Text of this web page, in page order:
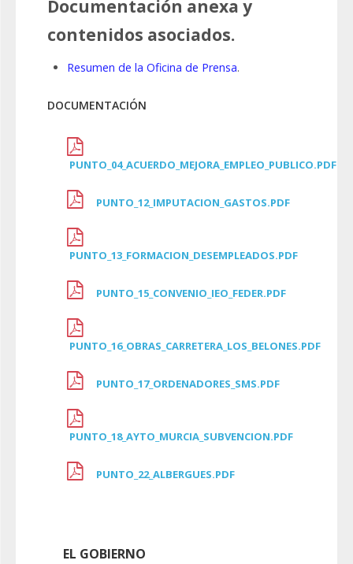
Documentación anexa y
contenidos asociados.
Resumen de la Oficina de Prensa.
DOCUMENTACIÓN
PUNTO_04_ACUERDO_MEJORA_EMPLEO_PUBLICO.PDF
PUNTO_12_IMPUTACION_GASTOS.PDF
PUNTO_13_FORMACION_DESEMPLEADOS.PDF
PUNTO_15_CONVENIO_IEO_FEDER.PDF
PUNTO_16_OBRAS_CARRETERA_LOS_BELONES.PDF
PUNTO_17_ORDENADORES_SMS.PDF
PUNTO_18_AYTO_MURCIA_SUBVENCION.PDF
PUNTO_22_ALBERGUES.PDF
EL GOBIERNO